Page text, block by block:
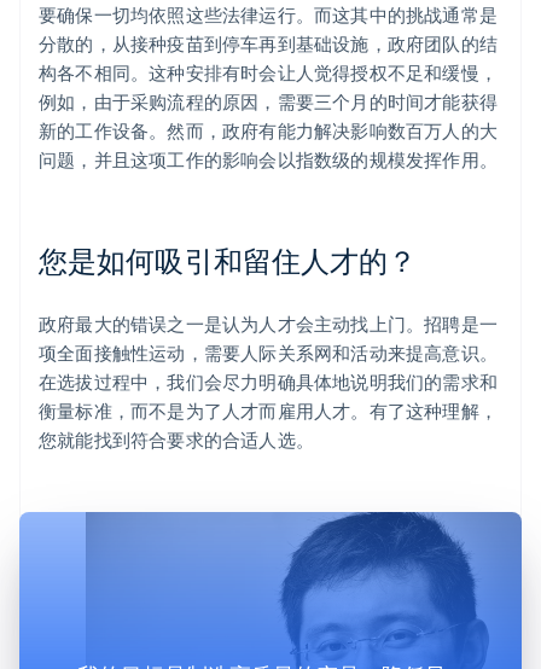
要确保一切均依照这些法律运行。而这其中的挑战通常是
分散的，从接种疫苗到停车再到基础设施，政府团队的结
构各不相同。这种安排有时会让人觉得授权不足和缓慢，
例如，由于采购流程的原因，需要三个月的时间才能获得
新的工作设备。然而，政府有能力解决影响数百万人的大
问题，并且这项工作的影响会以指数级的规模发挥作用。
您是如何吸引和留住人才的？
政府最大的错误之一是认为人才会主动找上门。招聘是一
项全面接触性运动，需要人际关系网和活动来提高意识。
在选拔过程中，我们会尽力明确具体地说明我们的需求和
衡量标准，而不是为了人才而雇用人才。有了这种理解，
您就能找到符合要求的合适人选。